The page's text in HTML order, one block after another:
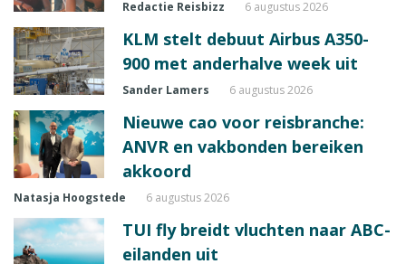
Redactie Reisbizz 6 augustus 2026
KLM stelt debuut Airbus A350-
900 met anderhalve week uit
Sander Lamers 6 augustus 2026
Nieuwe cao voor reisbranche:
ANVR en vakbonden bereiken
akkoord
Natasja Hoogstede 6 augustus 2026
TUI fly breidt vluchten naar ABC-
eilanden uit